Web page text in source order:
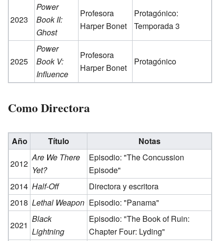
2023
Power
Book II:
Ghost
Profesora
Harper Bonet
Protagónico:
Temporada 3
2025
Power
Book V:
Influence
Profesora
Harper Bonet
Protagónico
Como Directora
Año Título
Notas
2012
Are We There
Yet?
Episodio: "The Concussion
Episode"
2014 Half-Off
Directora y escritora
2018 Lethal Weapon Episodio: "Panama"
2021
Black
Lightning
Episodio: "The Book of Ruin:
Chapter Four: Lyding"